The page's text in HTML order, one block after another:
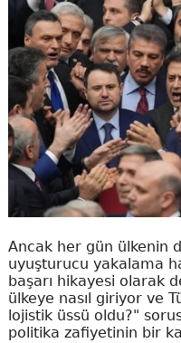
Ancak her gün ülkenin
uyuşturucu yakalama
başarı hikayesi olarak
ülkeye nasıl giriyor ve
lojistik üssü oldu?"
politika zafiyetinin bir